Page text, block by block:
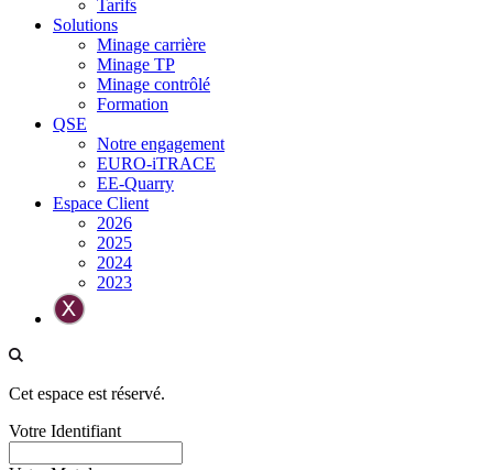
Tarifs
Solutions
Minage carrière
Minage TP
Minage contrôlé
Formation
QSE
Notre engagement
EURO-iTRACE
EE-Quarry
Espace Client
2026
2025
2024
2023
Cet espace est réservé.
Votre Identifiant